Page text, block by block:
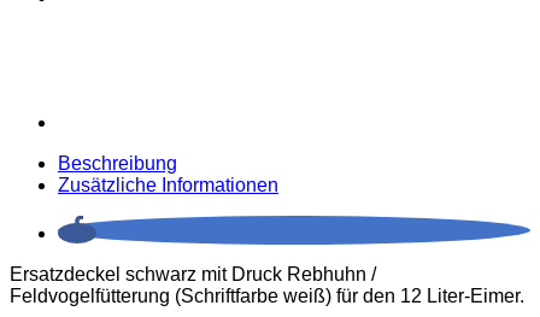
Beschreibung
Zusätzliche Informationen
Ersatzdeckel schwarz mit Druck Rebhuhn /
Feldvogelfütterung (Schriftfarbe weiß) für den 12 Liter-Eimer.